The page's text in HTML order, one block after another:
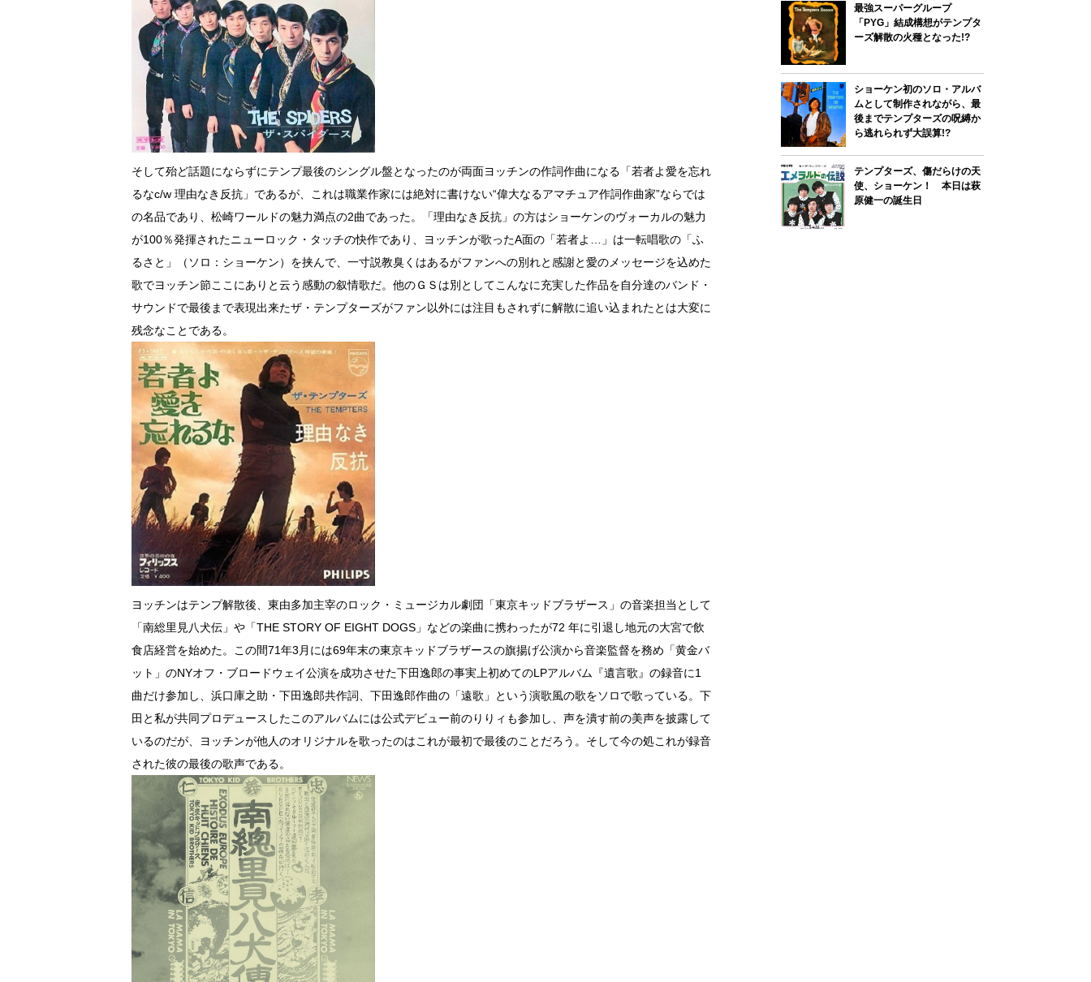
そして殆ど話題にならずにテンプ最後のシングル盤となったのが両面ヨッチンの作詞作曲になる「若者よ愛を忘れ
るなc/w 理由なき反抗」であるが、これは職業作家には絶対に書けない“偉大なるアマチュア作詞作曲家”ならでは
の名品であり、松崎ワールドの魅力満点の2曲であった。「理由なき反抗」の方はショーケンのヴォーカルの魅力
が100％発揮されたニューロック・タッチの快作であり、ヨッチンが歌ったA面の「若者よ…」は一転唱歌の「ふ
るさと」（ソロ：ショーケン）を挟んで、一寸説教臭くはあるがファンへの別れと感謝と愛のメッセージを込めた
歌でヨッチン節ここにありと云う感動の叙情歌だ。他のＧＳは別としてこんなに充実した作品を自分達のバンド・
サウンドで最後まで表現出来たザ・テンプターズがファン以外には注目もされずに解散に追い込まれたとは大変に
残念なことである。
ヨッチンはテンプ解散後、東由多加主宰のロック・ミュージカル劇団「東京キッドブラザース」の音楽担当として
「南総里見八犬伝」や「THE STORY OF EIGHT DOGS」などの楽曲に携わったが72 年に引退し地元の大宮で飲
食店経営を始めた。この間71年3月には69年末の東京キッドブラザースの旗揚げ公演から音楽監督を務め「黄金バ
ット」のNYオフ・ブロードウェイ公演を成功させた下田逸郎の事実上初めてのLPアルバム『遺言歌』の録音に1
曲だけ参加し、浜口庫之助・下田逸郎共作詞、下田逸郎作曲の「遠歌」という演歌風の歌をソロで歌っている。下
田と私が共同プロデュースしたこのアルバムには公式デビュー前のりりィも参加し、声を潰す前の美声を披露して
いるのだが、ヨッチンが他人のオリジナルを歌ったのはこれが最初で最後のことだろう。そして今の処これが録音
された彼の最後の歌声である。
最強スーパーグループ
「PYG」結成構想がテンプタ
ーズ解散の火種となった!?
ショーケン初のソロ・アルバ
ムとして制作されながら、最
後までテンプターズの呪縛か
ら逃れられず大誤算!?
テンプターズ、傷だらけの天
使、ショーケン！ 本日は萩
原健一の誕生日